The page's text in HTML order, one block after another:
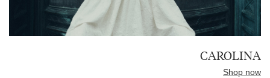
CAROLINA
Shop now